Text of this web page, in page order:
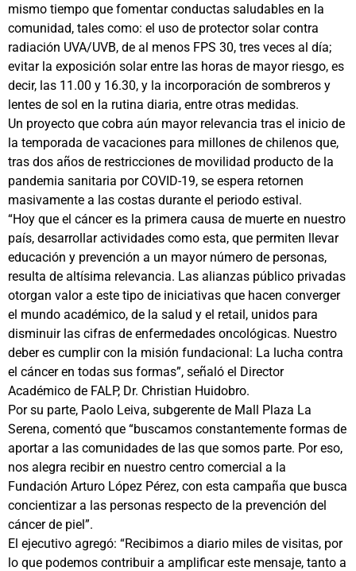
mismo tiempo que fomentar conductas saludables en la
comunidad, tales como: el uso de protector solar contra
radiación UVA/UVB, de al menos FPS 30, tres veces al día;
evitar la exposición solar entre las horas de mayor riesgo, es
decir, las 11.00 y 16.30, y la incorporación de sombreros y
lentes de sol en la rutina diaria, entre otras medidas.
Un proyecto que cobra aún mayor relevancia tras el inicio de
la temporada de vacaciones para millones de chilenos que,
tras dos años de restricciones de movilidad producto de la
pandemia sanitaria por COVID-19, se espera retornen
masivamente a las costas durante el periodo estival.
“Hoy que el cáncer es la primera causa de muerte en nuestro
país, desarrollar actividades como esta, que permiten llevar
educación y prevención a un mayor número de personas,
resulta de altísima relevancia. Las alianzas público privadas
otorgan valor a este tipo de iniciativas que hacen converger
el mundo académico, de la salud y el retail, unidos para
disminuir las cifras de enfermedades oncológicas. Nuestro
deber es cumplir con la misión fundacional: La lucha contra
el cáncer en todas sus formas”, señaló el Director
Académico de FALP, Dr. Christian Huidobro.
Por su parte, Paolo Leiva, subgerente de Mall Plaza La
Serena, comentó que “buscamos constantemente formas de
aportar a las comunidades de las que somos parte. Por eso,
nos alegra recibir en nuestro centro comercial a la
Fundación Arturo López Pérez, con esta campaña que busca
concientizar a las personas respecto de la prevención del
cáncer de piel”.
El ejecutivo agregó: “Recibimos a diario miles de visitas, por
lo que podemos contribuir a amplificar este mensaje, tanto a